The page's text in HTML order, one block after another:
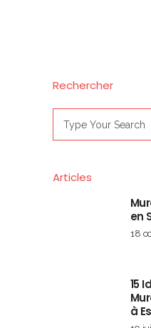
Rechercher
for:
Articles
en
18
15
à